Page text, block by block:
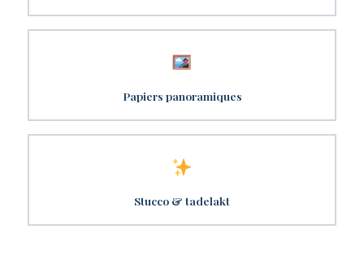
Papiers panoramiques
Stucco & tadelakt